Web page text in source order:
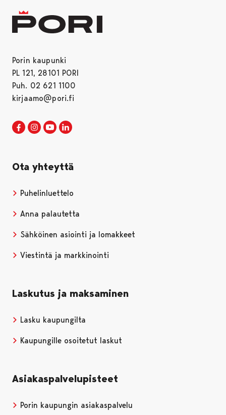
Porin kaupunki
PL 121, 28101 PORI
Puh. 02 621 1100
kirjaamo@pori.fi
Porin kaupunki Facebookissa
Avautuu uudessa välilehdessä
Porin kaupunki Instagramissa
Avautuu uudessa välilehdessä
Porin kaupunki Youtubessa
Avautuu uudessa välilehdessä
Ota yhteyttä
Puhelinluettelo
Anna palautetta
Sähköinen asiointi ja lomakkeet
Viestintä ja markkinointi
Laskutus ja maksaminen
Lasku kaupungilta
Kaupungille osoitetut laskut
Asiakaspalvelupisteet
Porin kaupungin asiakaspalvelu